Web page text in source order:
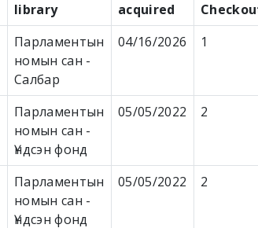
library
acquired
Парламентын
номын сан -
Салбар
04/16/2026 1
Парламентын
номын сан -
Үндсэн фонд
05/05/2022 2
Парламентын
номын сан -
Үндсэн фонд
05/05/2022 2